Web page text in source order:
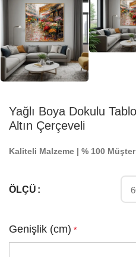
Yağlı Boya Dokulu
Altın Çerçeveli
Kaliteli Malzeme | % 100
ÖLÇÜ
Genişlik (cm) *